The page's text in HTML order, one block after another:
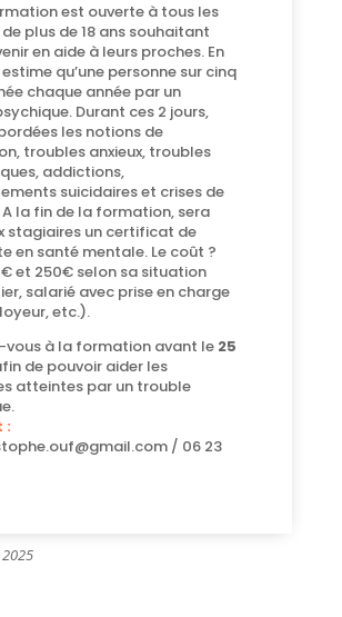
est ouverte à tous les
plus de 18 ans souhaitant
en aide à leurs proches. En
qu’une personne sur cinq
chaque année par un
Durant ces 2 jours,
les notions de
troubles anxieux, troubles
addictions,
suicidaires et crises de
la fin de la formation, sera
stagiaires un certificat de
en santé mentale. Le coût ?
et 250€ selon sa situation
salarié avec prise en charge
etc.).
vous à la formation avant le 25
de pouvoir aider les
atteintes par un trouble
:
/ 06 23
2025